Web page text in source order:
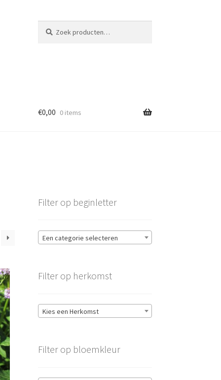
naar:
€0,00 0 items
Filter op beginletter
Een categorie selecteren
Filter op herkomst
Kies een Herkomst
Filter op bloemkleur